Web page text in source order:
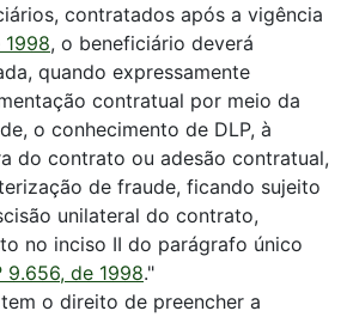
contratados após a vigência
1998, o beneficiário deverá
quando expressamente
contratual por meio da
o conhecimento de DLP, à
do contrato ou adesão contratual,
de fraude, ficando sujeito
unilateral do contrato,
no inciso II do parágrafo único
9.656, de 1998."
o direito de preencher a